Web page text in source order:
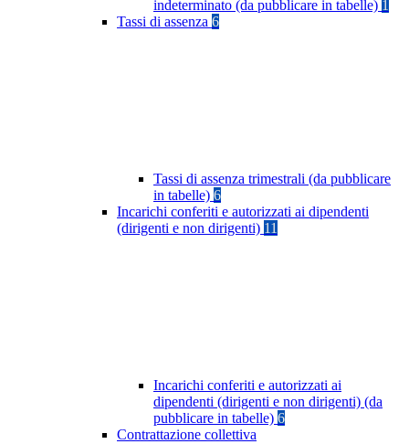
indeterminato (da pubblicare in tabelle) 1
Tassi di assenza 6
Tassi di assenza trimestrali (da pubblicare
in tabelle) 6
Incarichi conferiti e autorizzati ai dipendenti
(dirigenti e non dirigenti) 11
Incarichi conferiti e autorizzati ai
dipendenti (dirigenti e non dirigenti) (da
pubblicare in tabelle) 6
Contrattazione collettiva